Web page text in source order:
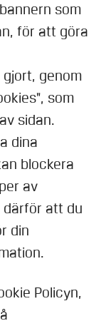
som
för att göra
genom
som
sidan.
dina
blockera
av
därför att du
din
Policyn,